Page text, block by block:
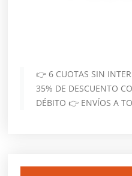
👉 6 CUOTAS SIN
35% DE DESCUENTO
DÉBITO 👉 ENVÍOS A